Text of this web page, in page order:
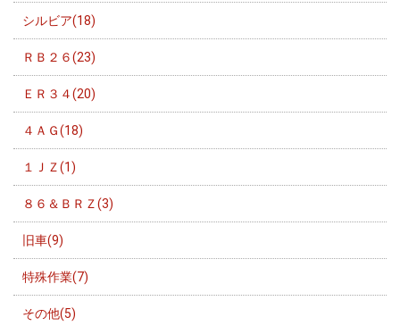
シルビア(18)
ＲＢ２６(23)
ＥＲ３４(20)
４ＡＧ(18)
１ＪＺ(1)
８６＆ＢＲＺ(3)
旧車(9)
特殊作業(7)
その他(5)